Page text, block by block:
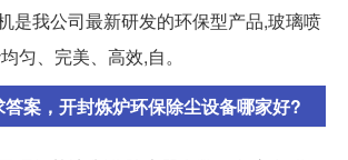
是我公司最新研发的环保型产品,玻璃喷
匀、完美、高效,自。
案，开封炼炉环保除尘设备哪家好?